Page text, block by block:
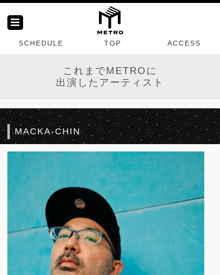
SCHEDULE TOP ACCESS
これまでMETROに
出演したアーティスト
MACKA-CHIN